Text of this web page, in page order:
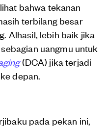
bahwa tekanan
terbilang besar
Alhasil, lebih baik jika
uangmu untuk
(DCA) jika terjadi
depan.
pada pekan ini,